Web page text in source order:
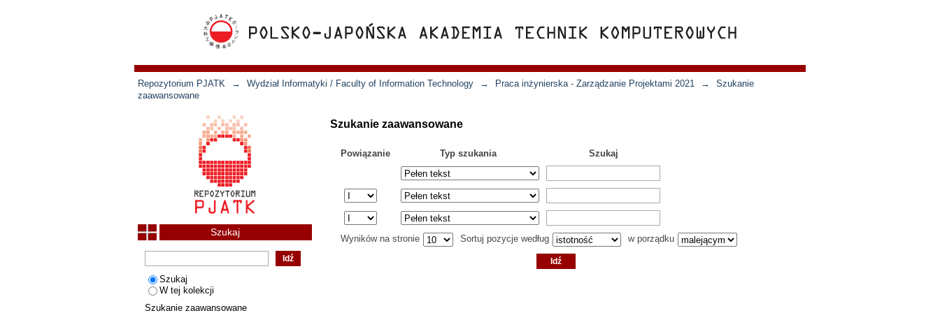
Repozytorium PJATK → Wydział Informatyki / Faculty of Information Technology → Praca inżynierska - Zarządzanie Projektami 2021 →
Szukanie
zaawansowane
Szukanie zaawansowane
Powiązanie Typ szukania Szukaj
Wyników na stronie Sortuj pozycje według w porządku
Szukaj
Szukaj
W tej kolekcji
Szukanie zaawansowane